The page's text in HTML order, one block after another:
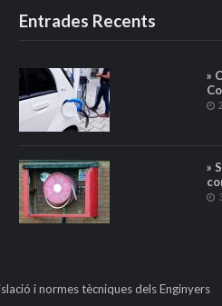
Entrades Recents
»
»
i normes tècniques dels Enginyers